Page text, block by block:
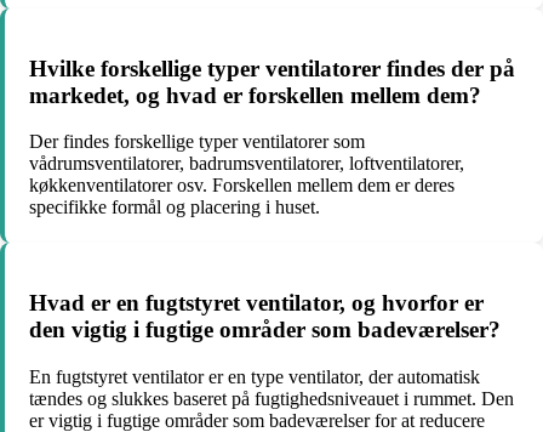
Hvilke forskellige typer ventilatorer findes der på
markedet, og hvad er forskellen mellem dem?
Der findes forskellige typer ventilatorer som
vådrumsventilatorer, badrumsventilatorer, loftventilatorer,
køkkenventilatorer osv. Forskellen mellem dem er deres
specifikke formål og placering i huset.
Hvad er en fugtstyret ventilator, og hvorfor er
den vigtig i fugtige områder som badeværelser?
En fugtstyret ventilator er en type ventilator, der automatisk
tændes og slukkes baseret på fugtighedsniveauet i rummet. Den
er vigtig i fugtige områder som badeværelser for at reducere